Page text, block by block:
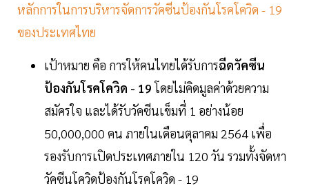
หลักการในการบริหารจัดการวัคซีนป้องกันโรคโควิด - 19
ของประเทศไทย
เป้าหมาย คือ การให้คนไทยได้รับการฉีดวัคซีน
ป้องกันโรคโควิด - 19โดยไม่คิดมูลค่าด้วยความ
สมัครใจ และได้รับวัคซีนเข็มที่ 1 อย่างน้อย
50,000,000 คน ภายในเดือนตุลาคม 2564 เพื่อ
รองรับการเปิดประเทศภายใน 120 วัน รวมทั้งจัดหา
วัคซีนโควิดป้องกันโรคโควิด - 19